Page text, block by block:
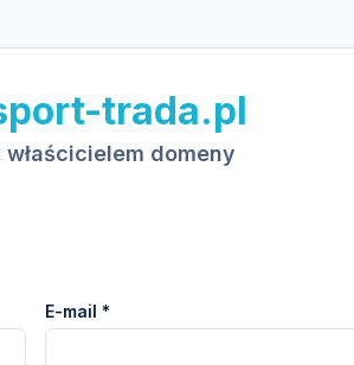
trada.pl
domeny
E-mail *